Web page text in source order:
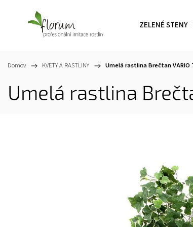
ZELENÉ STENY
Domov / KVETY A RASTLINY / Umelá rastlina Brečtan VARIO
Umelá rastlina